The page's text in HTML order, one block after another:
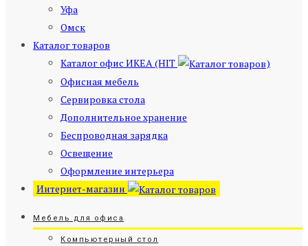
Уфа
Омск
Каталог товаров
Каталог офис ИКЕА (HIT
)
Офисная мебель
Сервировка стола
Дополнительное хранение
Беспроводная зарядка
Освещение
Оформление интерьера
Интернет-магазин
Мебель для офиса
Компьютерный стол